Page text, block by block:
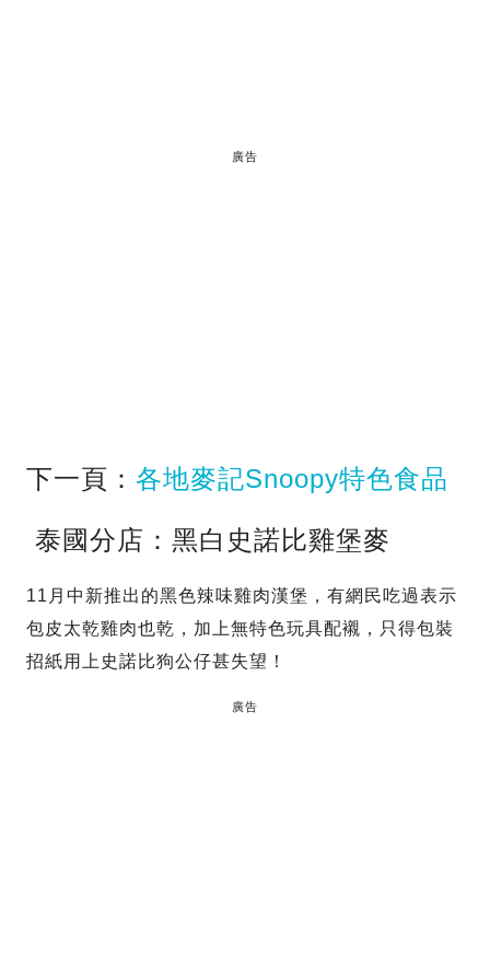
廣告
下一頁： 各地麥記Snoopy特色食品
泰國分店：黑白史諾比雞堡麥
11月中新推出的黑色辣味雞肉漢堡，有網民吃過表示
包皮太乾雞肉也乾，加上無特色玩具配襯，只得包裝
招紙用上史諾比狗公仔甚失望！
廣告